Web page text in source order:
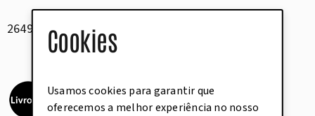
Cookies
Usamos cookies para garantir que
oferecemos a melhor experiência no nosso
2649-506 Alcabideche